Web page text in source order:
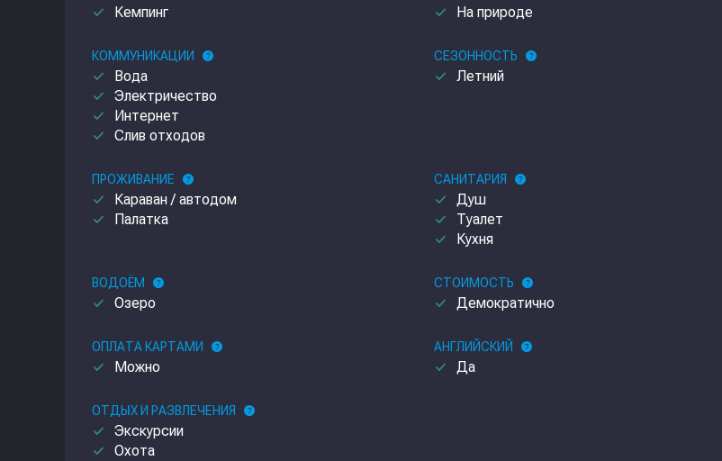
done Кемпинг done На природе
КОММУНИКАЦИИ help
done Вода
done Электричество
done Интернет
done Слив отходов
СЕЗОННОСТЬ help
done Летний
ПРОЖИВАНИЕ help
done Караван / автодом
done Палатка
САНИТАРИЯ help
done Душ
done Туалет
done Кухня
ВОДОЁМ help
done Озеро
СТОИМОСТЬ help
done Демократично
ОПЛАТА КАРТАМИ help
done Можно
АНГЛИЙСКИЙ help
done Да
ОТДЫХ И РАЗВЛЕЧЕНИЯ help
done Экскурсии
done Охота